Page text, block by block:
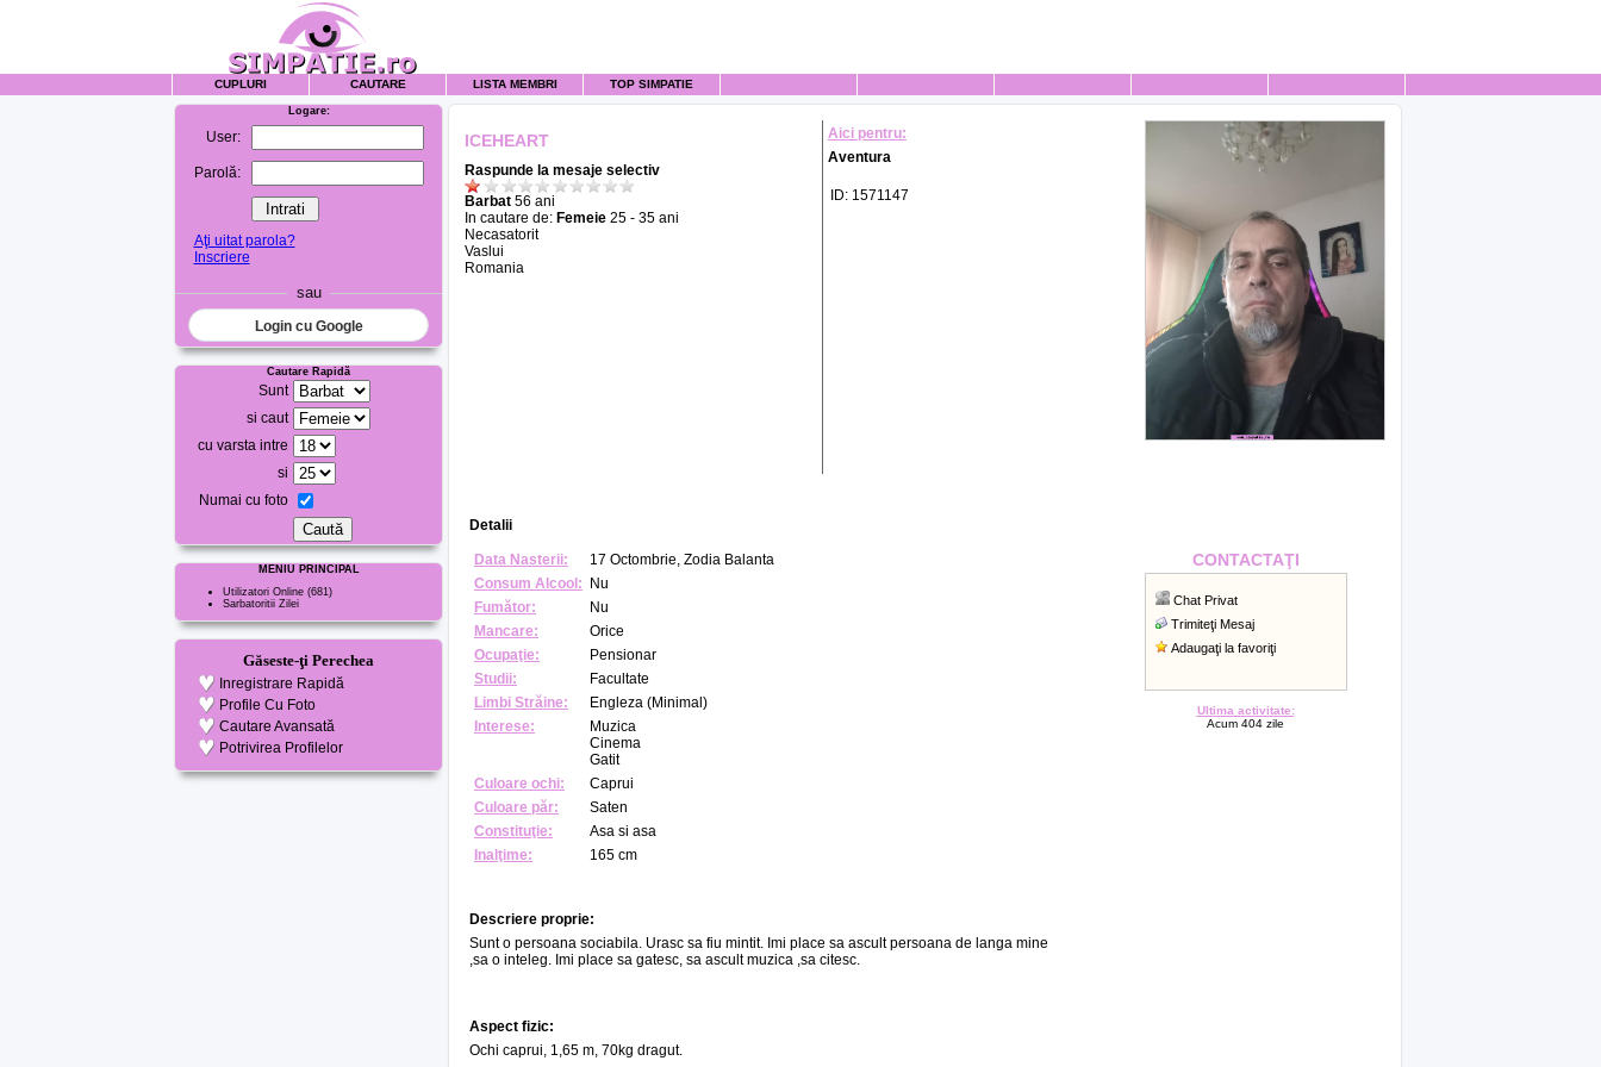
CUPLURI CAUTARE LISTA MEMBRI TOP SIMPATIE
Logare:
User:
Parolă:
Aţi uitat parola?
Inscriere
sau
Login cu Google
Cautare Rapidă
Sunt
si caut
cu varsta intre
si
Numai cu foto
MENIU PRINCIPAL
Utilizatori Online (681)
Sarbatoritii Zilei
Găseste-ţi Perechea
Inregistrare Rapidă
Profile Cu Foto
Cautare Avansată
Potrivirea Profilelor
ICEHEART
Raspunde la mesaje selectiv
Barbat 56 ani
In cautare de: Femeie 25 - 35 ani
Necasatorit
Vaslui
Romania
Aici pentru:
Aventura
ID: 1571147
Detalii
Data Nasterii:
17 Octombrie, Zodia Balanta
Consum Alcool:
Nu
Fumător:
Nu
Mancare:
Orice
Ocupaţie:
Pensionar
Studii:
Facultate
Limbi Străine:
Engleza (Minimal)
Interese:
Muzica
Cinema
Gatit
Culoare ochi:
Caprui
Culoare păr:
Saten
Constituţie:
Asa si asa
Inalţime:
165 cm
CONTACTAŢI
Chat Privat
Trimiteţi Mesaj
Adaugaţi la favoriţi
Ultima activitate:
Acum 404 zile
Descriere proprie:
Sunt o persoana sociabila. Urasc sa fiu mintit. Imi place sa ascult persoana de langa mine
,sa o inteleg. Imi place sa gatesc, sa ascult muzica ,sa citesc.
Aspect fizic:
Ochi caprui, 1,65 m, 70kg dragut.